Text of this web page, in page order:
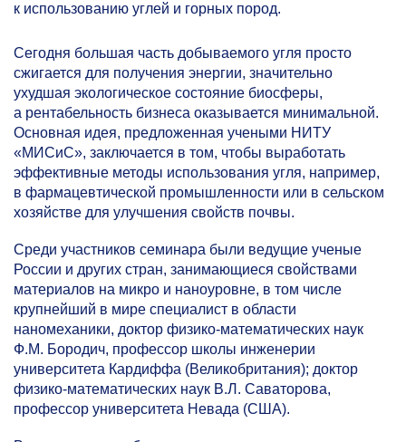
к использованию углей и горных пород.
Сегодня большая часть добываемого угля просто
сжигается для получения энергии, значительно
ухудшая экологическое состояние биосферы,
а рентабельность бизнеса оказывается минимальной.
Основная идея, предложенная учеными НИТУ
«МИСиС», заключается в том, чтобы выработать
эффективные методы использования угля, например,
в фармацевтической промышленности или в сельском
хозяйстве для улучшения свойств почвы.
Среди участников семинара были ведущие ученые
России и других стран, занимающиеся свойствами
материалов на микро и наноуровне, в том числе
крупнейший в мире специалист в области
наномеханики, доктор физико-математических наук
Ф.М. Бородич, профессор школы инженерии
университета Кардиффа (Великобритания); доктор
физико-математических наук В.Л. Саваторова,
профессор университета Невада (США).